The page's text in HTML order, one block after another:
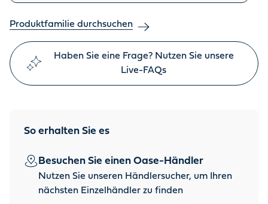
Produktfamilie durchsuchen
Haben Sie eine Frage? Nutzen Sie unsere
Live-FAQs
So erhalten Sie es
Besuchen Sie einen Oase-Händler
Nutzen Sie unseren Händlersucher, um Ihren
nächsten Einzelhändler zu finden